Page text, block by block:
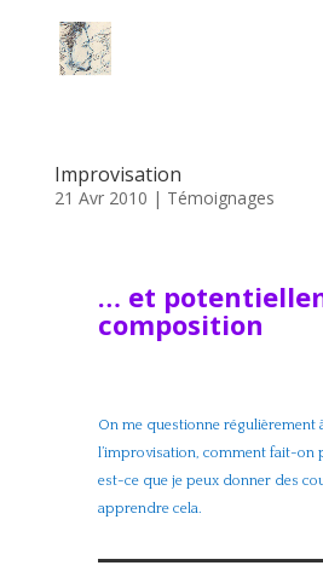
Improvisation
21 Avr 2010 | Témoignages
… et
composition
On me questionne régulièrement
l’improvisation, comment fait-on
est-ce que je peux donner des
apprendre cela.